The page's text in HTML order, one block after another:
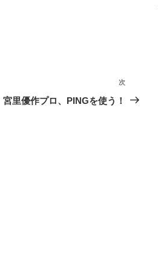
次
の
次
宮里優作プロ、PINGを使う！